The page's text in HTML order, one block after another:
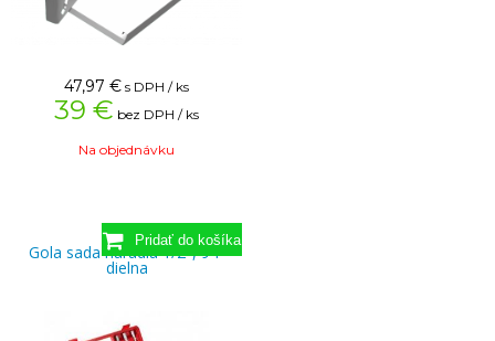
47,97 € s DPH / ks
39 € bez DPH / ks
Na objednávku
Gola sada náradia 1/2", 94-
dielna